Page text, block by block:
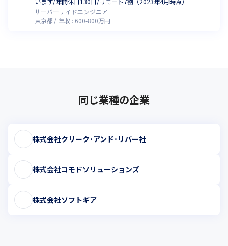
サーバーサイドエンジニア
東京都
年収 : 600-800万円
同じ業種の企業
株式会社クリーク･アンド･リバー社
株式会社コモドソリューションズ
株式会社ソフトギア